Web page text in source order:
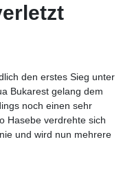
den erstes Sieg unter
Bukarest gelang dem
noch einen sehr
Hasebe verdrehte sich
und wird nun mehrere